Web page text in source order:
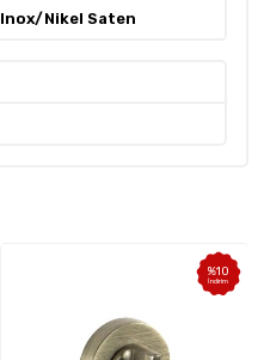
Inox/Nikel Saten
%10
İndirim